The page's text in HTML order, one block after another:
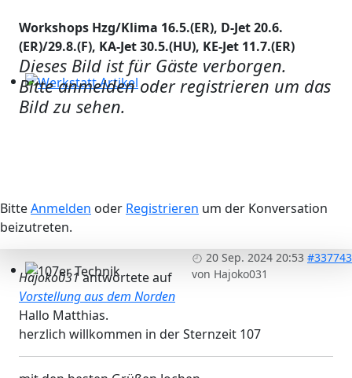
Werkstatt Artikel
107er Technik
Workshops Hzg/Klima 16.5.(ER), D-Jet 20.6.
(ER)/29.8.(F), KA-Jet 30.5.(HU), KE-Jet 11.7.(ER)
Dieses Bild ist für Gäste verborgen.
Bitte anmelden oder registrieren um das
Bild zu sehen.
BitteAnmelden oder Registrieren um der Konversation
beizutreten.
20 Sep. 2024 20:53 #337743
von Hajoko031
Hajoko031antwortete auf
Vorstellung aus dem Norden
Hallo Matthias.
herzlich willkommen in der Sternzeit 107